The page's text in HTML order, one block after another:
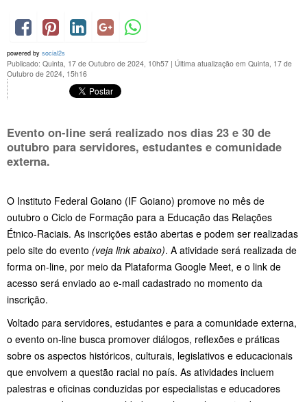
powered by social2s
Publicado: Quinta, 17 de Outubro de 2024, 10h57 | Última atualização em Quinta, 17 de
Outubro de 2024, 15h16
Evento on-line será realizado nos dias 23 e 30 de
outubro para servidores, estudantes e comunidade
externa.
O Instituto Federal Goiano (IF Goiano) promove no mês de
outubro o Ciclo de Formação para a Educação das Relações
Étnico-Raciais. As inscrições estão abertas e podem ser realizadas
pelo site do evento (veja link abaixo). A atividade será realizada de
forma on-line, por meio da Plataforma Google Meet, e o link de
acesso será enviado ao e-mail cadastrado no momento da
inscrição.
Voltado para servidores, estudantes e para a comunidade externa,
o evento on-line busca promover diálogos, reflexões e práticas
sobre os aspectos históricos, culturais, legislativos e educacionais
que envolvem a questão racial no país. As atividades incluem
palestras e oficinas conduzidas por especialistas e educadores